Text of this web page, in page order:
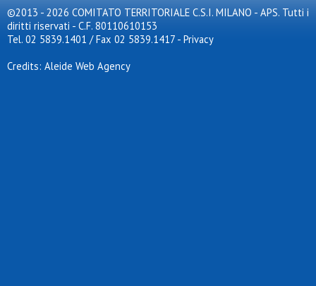
©2013 - 2026 COMITATO TERRITORIALE C.S.I. MILANO - APS. Tutti i
diritti riservati - C.F. 80110610153
Tel. 02 5839.1401 / Fax 02 5839.1417 - Privacy
Credits: Aleide Web Agency